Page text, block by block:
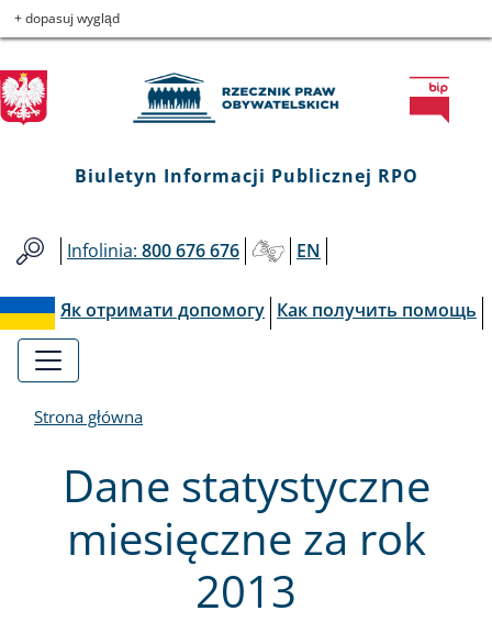
Przejdź
do
menu
głównego
Przejdź
do
treści
Przejdź
to
informacji
o
kontakcie
Przejdź
do
mapy
serwisu
Biuletyn
Informacji
Publicznej
RPO
+ dopasuj wygląd
Biuletyn Informacji Publicznej RPO
Infolinia: 800 676 676 EN
Як отримати допомогу Как получить помощь
Strona główna
Dane statystyczne
miesięczne za rok
2013